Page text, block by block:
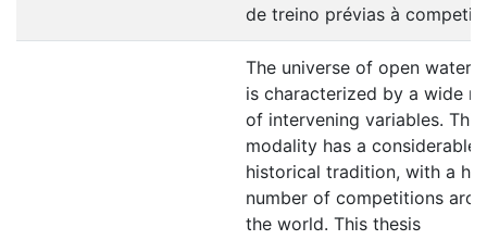
de treino prévias à
The universe of open water
is characterized by a wide
of intervening variables. This
modality has a considerable
historical tradition, with a
number of competitions
the world. This thesis